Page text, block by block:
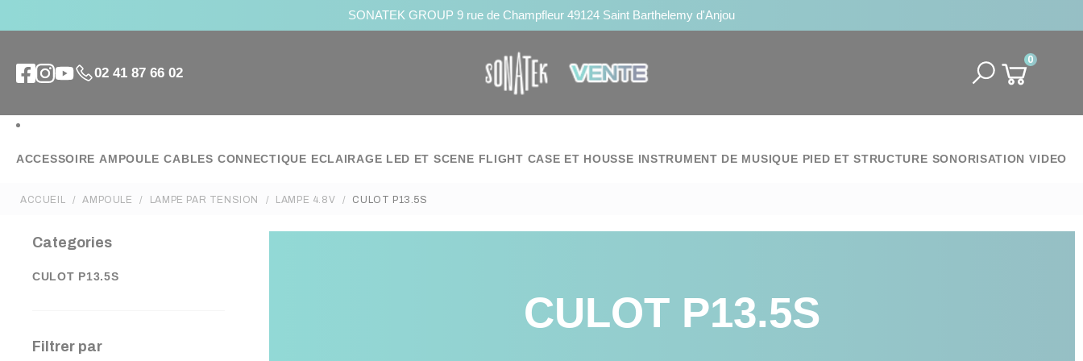
SONATEK GROUP 9 rue de Champfleur 49124 Saint Barthelemy d'Anjou
02 41 87 66 02
0
ACCESSOIRE AMPOULE CABLES CONNECTIQUE ECLAIRAGE LED ET SCENE FLIGHT CASE ET HOUSSE INSTRUMENT DE MUSIQUE PIED ET STRUCTURE SONORISATION VIDEO
ACCUEIL AMPOULE LAMPE PAR TENSION LAMPE 4.8V CULOT P13.5S
Categories
CULOT P13.5S
Filtrer par
CULOT P13.5S